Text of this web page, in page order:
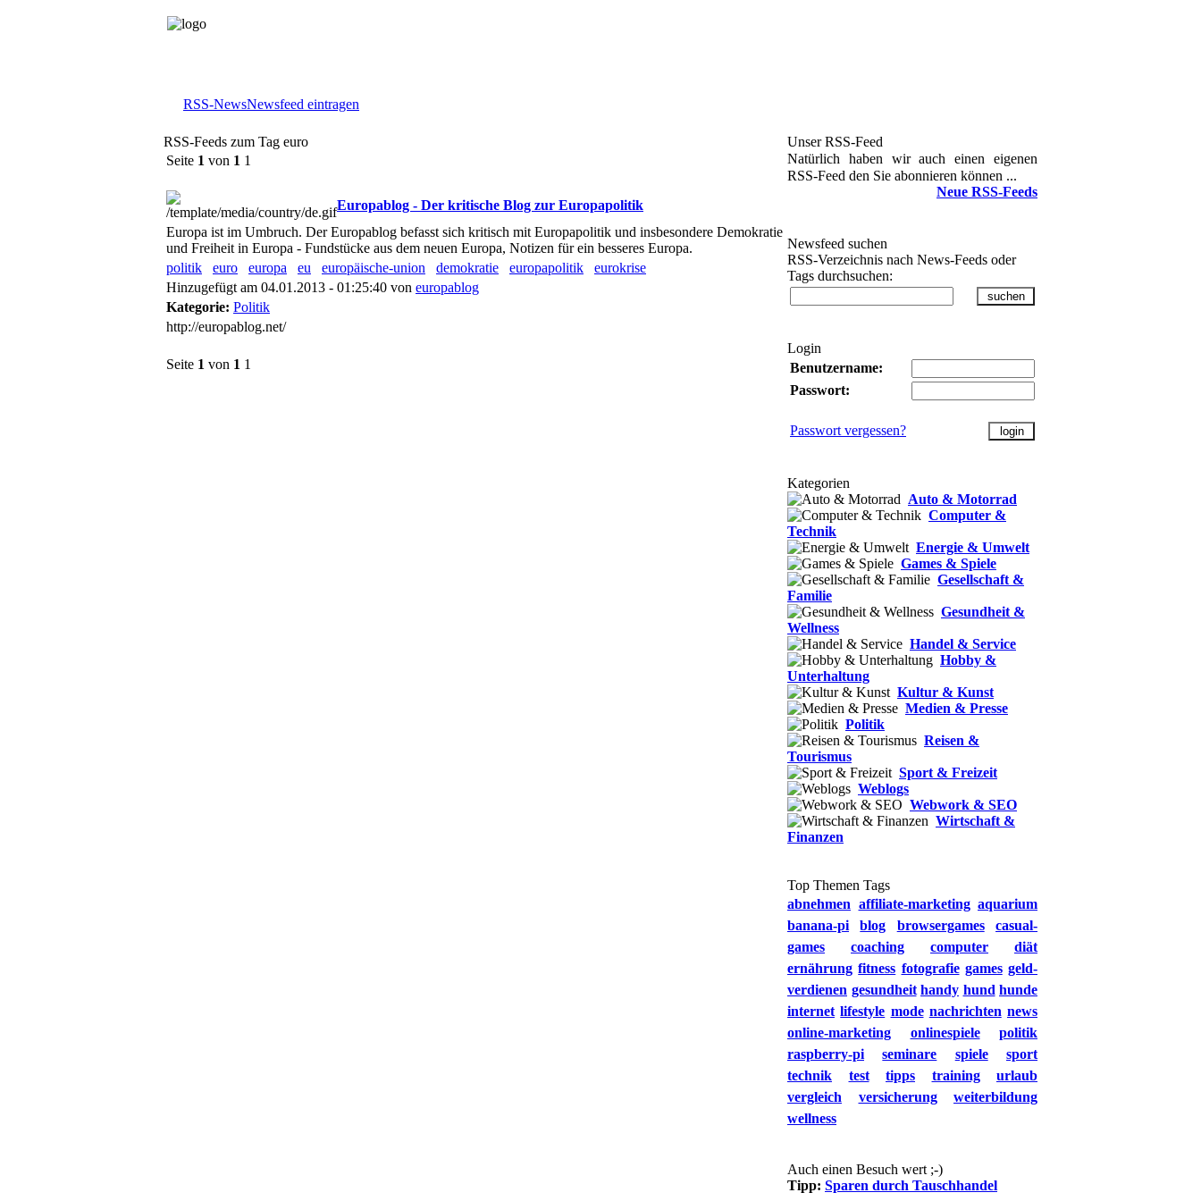
RSS-NewsNewsfeed eintragen
RSS-Feeds zum Tag euro
Seite 1 von 1 1
Europablog - Der kritische Blog zur Europapolitik
Europa ist im Umbruch. Der Europablog befasst sich kritisch mit Europapolitik und insbesondere Demokratie
und Freiheit in Europa - Fundstücke aus dem neuen Europa, Notizen für ein besseres Europa.
politik
euro europa eu europäische-union demokratie europapolitik
eurokrise
Hinzugefügt am 04.01.2013 - 01:25:40 von europablog
Kategorie: Politik
http://europablog.net/
Seite 1 von 1 1
Unser RSS-Feed
Natürlich haben wir auch einen eigenen
RSS-Feed den Sie abonnieren können ...
Neue RSS-Feeds
Newsfeed suchen
RSS-Verzeichnis nach News-Feeds oder
Tags durchsuchen:
Login
Benutzername:
Passwort:
Passwort vergessen?
Kategorien
Auto & Motorrad
Computer &
Technik
Energie & Umwelt
Games & Spiele
Gesellschaft &
Familie
Gesundheit &
Wellness
Handel & Service
Hobby &
Unterhaltung
Kultur & Kunst
Medien & Presse
Politik
Reisen &
Tourismus
Sport & Freizeit
Weblogs
Webwork & SEO
Wirtschaft &
Finanzen
Top Themen Tags
abnehmen affiliate-marketing aquarium
banana-pi
blog browsergames
casual-
games
coaching computer
diät
ernährung fitness fotografie games geld-
verdienen gesundheit handy hund hunde
internet lifestyle mode nachrichten news
online-marketing
onlinespiele
politik
raspberry-pi
seminare spiele
sport
technik
test tipps training
urlaub
vergleich
versicherung
weiterbildung
wellness
Auch einen Besuch wert ;-)
Tipp: Sparen durch Tauschhandel